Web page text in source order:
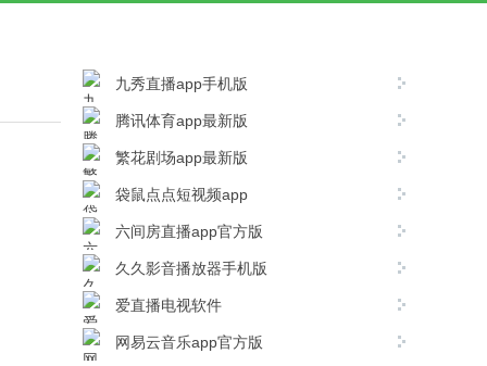
九秀直播app手机版
腾讯体育app最新版
繁花剧场app最新版
袋鼠点点短视频app
六间房直播app官方版
久久影音播放器手机版
爱直播电视软件
网易云音乐app官方版